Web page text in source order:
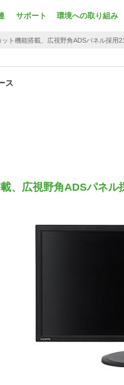
サポート 環境への取り組み
ット機能搭載、広視野角ADSパネル採用
ス
、広視野角ADSパネ